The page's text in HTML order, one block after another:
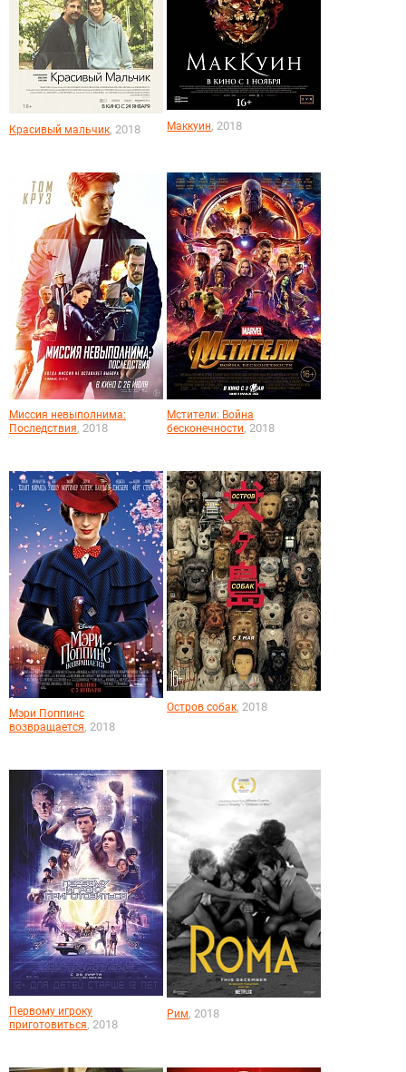
Красивый мальчик, 2018 Маккуин, 2018
Миссия невыполнима:
Последствия, 2018
Мстители: Война
бесконечности, 2018
Мэри Поппинс
возвращается, 2018
Остров собак, 2018
Первому игроку
приготовиться, 2018
Рим, 2018